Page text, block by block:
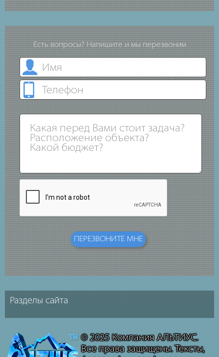
Есть вопросы? Напишите и мы перезвоним
© 2025 Компания АЛЬТИУС.
Все права защищены. Тексты,